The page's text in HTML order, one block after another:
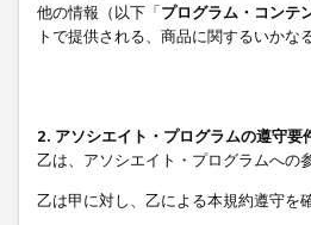
他の情報（以下「プログラム・コンテ
トで提供される、商品に関するいか
2. アソシエイト・プログラムの遵守要
乙は、アソシエイト・プログラムへの
乙は甲に対し、乙による本規約遵守を